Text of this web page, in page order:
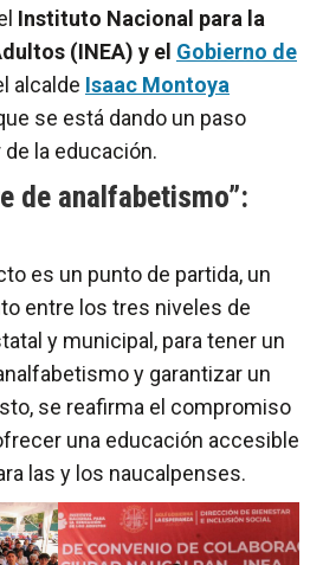
Instituto Nacional para la
(INEA) y el Gobierno de
alcalde Isaac Montoya
se está dando un paso
la educación.
de analfabetismo”:
es un punto de partida, un
entre los tres niveles de
y municipal, para tener un
y garantizar un
se reafirma el compromiso
una educación accesible
las y los naucalpenses.